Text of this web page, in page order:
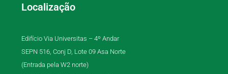
Localização
Edifício Via Universitas – 4º Andar
SEPN 516, Conj D, Lote 09 Asa Norte
(Entrada pela W2 norte)